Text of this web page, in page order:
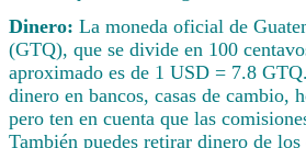
Dinero: La moneda oficial de
(GTQ), que se divide en 100
aproximado es de 1 USD = 7.8
dinero en bancos, casas de cambio,
pero ten en cuenta que las
También puedes retirar dinero de